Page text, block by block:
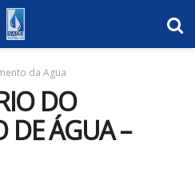
da Agua
DO
DE ÁGUA –